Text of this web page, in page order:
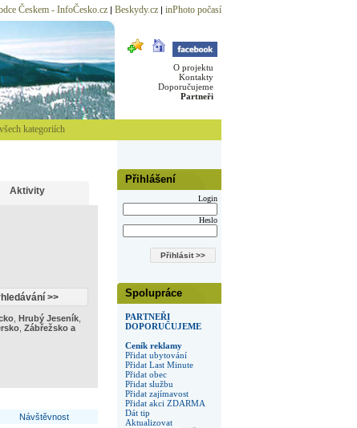
Českem - InfoČesko.cz| Beskydy.cz| inPhoto počasí
O projektu
Kontakty
Doporučujeme
Partneři
kategoriích
Přihlášení
Login
Heslo
Spolupráce
PARTNEŘI
DOPORUČUJEME
Ceník reklamy
Přidat ubytování
Přidat Last Minute
Přidat obec
Přidat službu
Přidat zajímavost
Přidat akci ZDARMA
Dát tip
Aktualizovat
Aktivity
, Hrubý Jeseník,
, Zábřežsko a
Návštěvnost